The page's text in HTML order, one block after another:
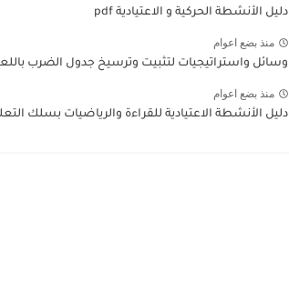
دليل الأنشطة الحركية و الاعتيادية pdf
منذ بضع اعوام
وسائل واستراتيجيات لتثبيت وترسيخ جدول الضرب
منذ بضع اعوام
دليل الأنشطة الاعتيادية للقراءة والرياضيات بسلك